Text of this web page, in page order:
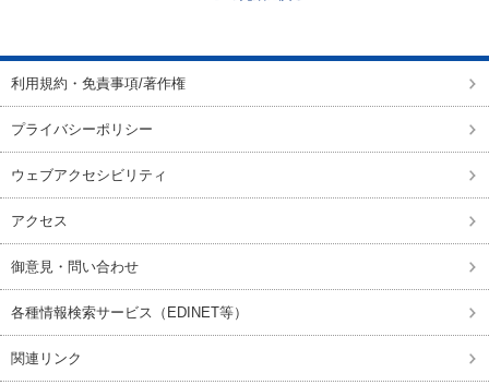
利用規約・免責事項/著作権
プライバシーポリシー
ウェブアクセシビリティ
アクセス
御意見・問い合わせ
各種情報検索サービス（EDINET等）
関連リンク